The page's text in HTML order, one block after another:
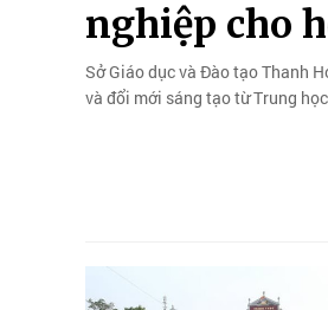
nghiệp cho
Sở Giáo dục và Đào tạo Thanh
và đổi mới sáng tạo từ Trung